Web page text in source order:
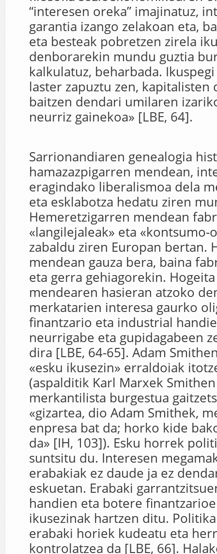
“interesen oreka” imajinatuz,
garantia izango zelakoan eta,
eta besteak pobretzen zirela
denborarekin mundu guztia
kalkulatuz, beharbada.
laster zapuztu zen, kapitalisten
baitzen dendari umilaren
neurriz gainekoa» [LBE, 64].
Sarrionandiaren genealogia
hamazazpigarren mendean,
eragindako liberalismoa dela
eta esklabotza hedatu ziren
Hemeretzigarren mendean
«langilejaleak» eta «kontsumo-
zabaldu ziren Europan bertan.
mendean gauza bera, baina
eta gerra gehiagorekin.
mendearen hasieran atzoko
merkatarien interesa gaurko
finantzario eta industrial
neurrigabe eta gupidagabeen
dira [LBE, 64-65]. Adam
«esku ikusezin» erraldoiak
(aspalditik Karl Marxek
merkantilista burgestua
«gizartea, dio Adam Smithek,
enpresa bat da; horko kide
da» [IH, 103]). Esku horrek
suntsitu du. Interesen
erabakiak ez daude ja ez
eskuetan. Erabaki
handien eta botere
ikusezinak hartzen ditu.
erabaki horiek kudeatu eta
kontrolatzea da [LBE, 66].